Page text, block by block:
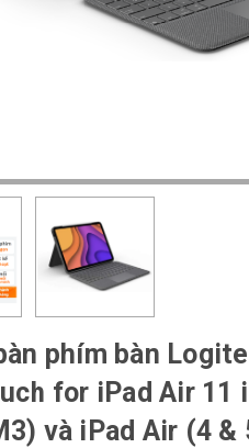
phím bàn
for iPad Air 11
và iPad Air (4 &